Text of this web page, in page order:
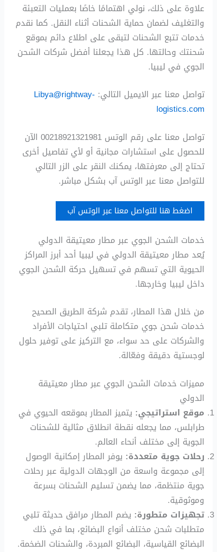
علاوة على ذلك، نولي اهتمامًا خاصًا بعمليات التعبئة
والتغليف لضمان حماية الشحنات أثناء النقل. كما نقدم
خدمات تتبع الشحنات لتبقى على اطلاع دائم بموقع
شحنتك وحالتها. كل هذا يجعلنا أفضل شركات الشحن
الجوي في ليبيا.
تواصل معنا عبر الايميل التالي: Libya@rightway-
logistics.com
تواصل معنا على رقم الوتس 00218921321981 الآن
للحصول على استشارات مجانية أو لأي تفاصيل أخرى
تحتاج إلى معرفتها، يمكنك النقر على الزر التالي
للتواصل معنا عبر الوتس آب بشكل مباشر.
اضغط هنا للتواصل معنا عبر الوتس آب
خدمات الشحن الجوي عبر مطار معيتيقة الدولي
يُعد مطار معيتيقة الدولي في ليبيا أحد أبرز المراكز
الحيوية التي تسهم في تسهيل حركة الشحن الجوي
داخل ليبيا وخارجها.
من خلال هذا المطار، تقدم شركة الطريق الصحيح
خدمات شحن جوي متكاملة تلبي احتياجات الأفراد
والشركات على حد سواء، مع التركيز على توفير حلول
لوجستية دقيقة وفعّالة.
مميزات خدمات الشحن الجوي عبر مطار معيتيقة
الدولي
موقع استراتيجي: يتميز المطار بموقعه الحيوي في
طرابلس، مما يجعله نقطة انطلاق مثالية للشحنات
الجوية إلى مختلف أنحاء العالم.
رحلات جوية متعددة: يوفر المطار إمكانية الوصول
إلى مجموعة واسعة من الوجهات الدولية عبر رحلات
جوية منتظمة، مما يضمن تسليم الشحنات بسرعة
وموثوقية.
تجهيزات متطورة: يضم المطار مرافق حديثة تلبي
متطلبات شحن مختلف أنواع البضائع، بما في ذلك
البضائع القياسية، البضائع المبردة، والشحنات الضخمة.